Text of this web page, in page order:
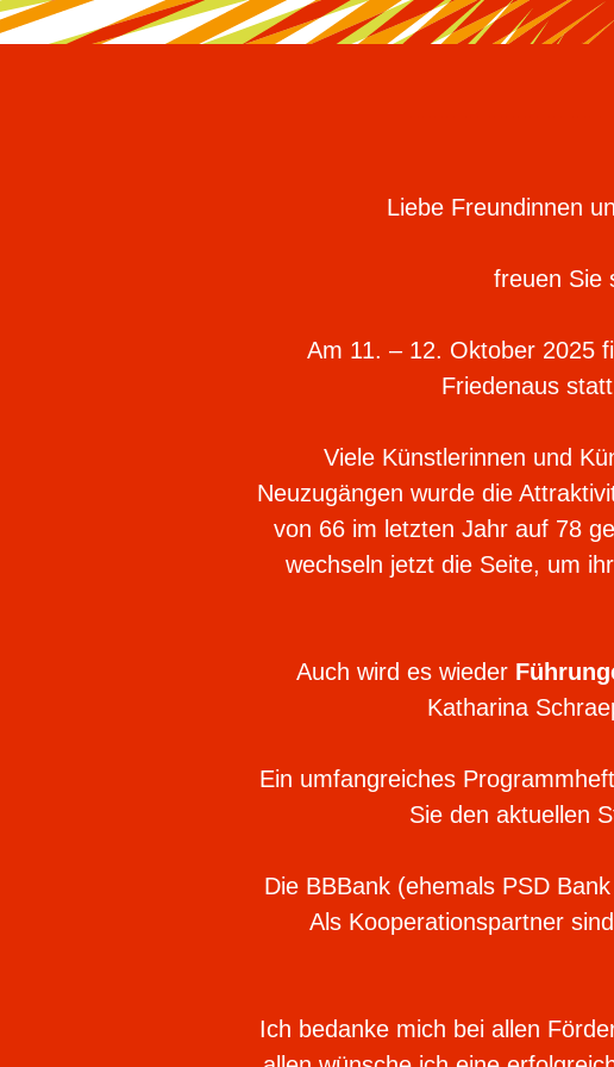
Liebe Freundinnen
freuen Sie
Am 11. – 12. Oktober 2025
Friedenaus
Viele Künstlerinnen und
Neuzugängen wurde die
von 66 im letzten Jahr auf 78
wechseln jetzt die Seite, um
Auch wird es wieder
Katharina
Ein umfangreiches
Sie den aktuellen
Die BBBank (ehemals PSD
Als Kooperati­onspartner
Ich bedanke mich bei allen